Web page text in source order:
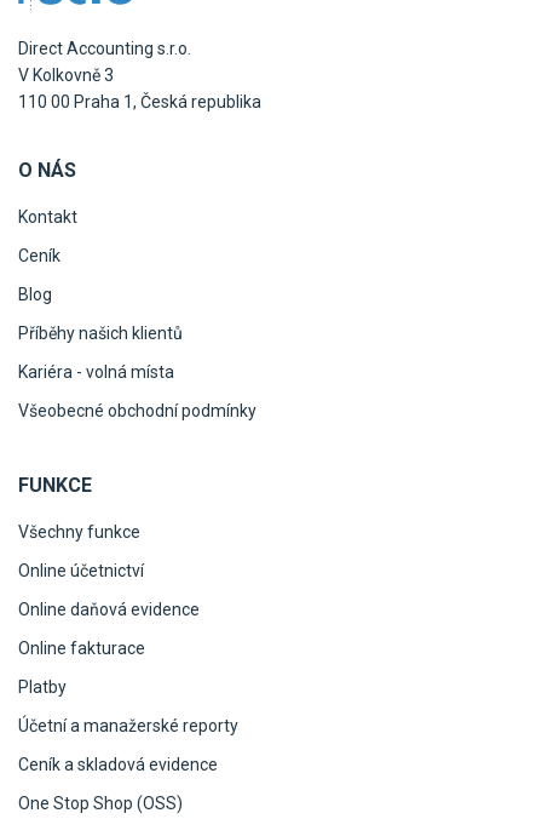
Direct Accounting s.r.o.
V Kolkovně 3
110 00 Praha 1, Česká republika
O NÁS
Kontakt
Ceník
Blog
Příběhy našich klientů
Kariéra - volná místa
Všeobecné obchodní podmínky
FUNKCE
Všechny funkce
Online účetnictví
Online daňová evidence
Online fakturace
Platby
Účetní a manažerské reporty
Ceník a skladová evidence
One Stop Shop (OSS)